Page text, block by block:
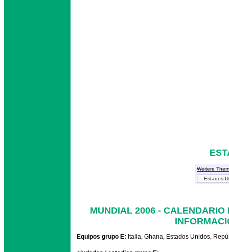
Weitere
MUNDIAL 2006 -
Equipos grupo E: Italia, Ghana, Estados Unidos,